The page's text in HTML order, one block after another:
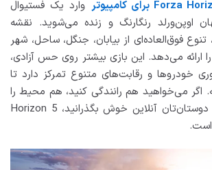
وارد یک فستیوال
اوپن‌ورلد رنگارنگ و زنده می‌شوید. نقشه
تنوع فوق‌العاده‌ای از بیابان، جنگل، ساحل، شهر
ارائه می‌دهد. این بازی بیشتر روی حس آزادی،
خودروها و رقابت‌های متنوع تمرکز دارد تا
اگر می‌خواهید هم رانندگی کنید، هم محیط را
کشف کنید و هم با دوستان‌تان آنلاین خوش بگذرانید، Horizon 5